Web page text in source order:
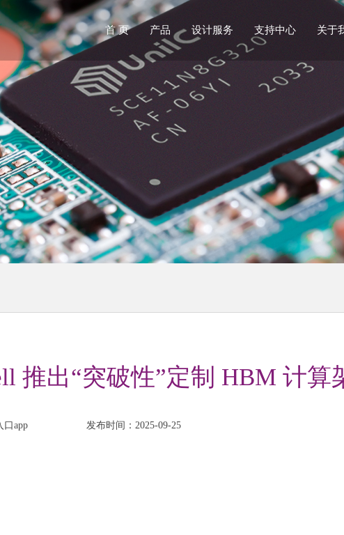
首 页 产品 设计服务 支持中心 关于
推出“突破性”定制 HBM 计算
口app 发布时间：2025-09-25